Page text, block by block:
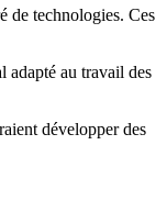
de technologies. Ces
adapté au travail des
développer des